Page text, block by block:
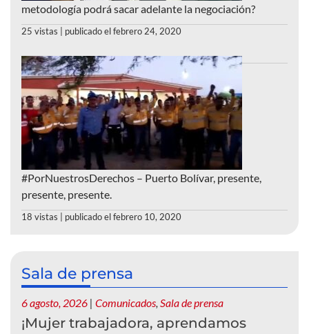
metodología podrá sacar adelante la negociación?
25 vistas publicado el febrero 24, 2020
#PorNuestrosDerechos – Puerto Bolívar, presente,
presente, presente.
18 vistas publicado el febrero 10, 2020
Sala de prensa
6 agosto, 2026 | Comunicados, Sala de prensa
¡Mujer trabajadora, aprendamos